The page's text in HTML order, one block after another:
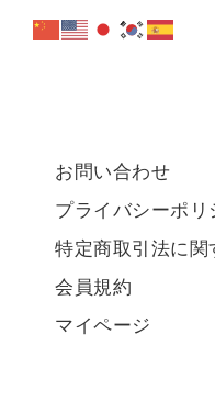
お問い合わせ
プライバシーポリ
特定商取引法に関
会員規約
マイページ